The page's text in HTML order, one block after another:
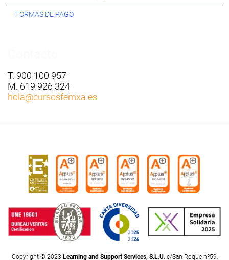
FORMAS DE PAGO
T. 900 100 957
M. 619 926 324
hola@cursosfemxa.es
Copyright © 2023 Learning and Support Services, S.L.U.c/San Roque nº59,